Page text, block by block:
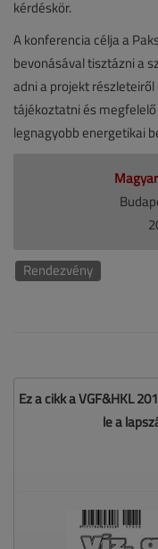
kérdéskör.
A konferencia célja a
bevonásával tisztázni a
adni a projekt
tájékoztatni és
legnagyobb energetikai
Rendezvény
Ez a cikk a VGF&HKL
le a